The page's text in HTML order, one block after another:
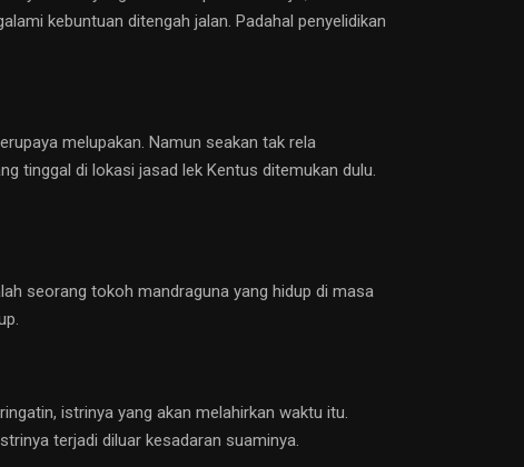
kebuntuan ditengah jalan. Padahal penyelidikan
melupakan. Namun seakan tak rela
tinggal di lokasi jasad lek Kentus ditemukan dulu.
seorang tokoh mandraguna yang hidup di masa
istrinya yang akan melahirkan waktu itu.
terjadi diluar kesadaran suaminya.